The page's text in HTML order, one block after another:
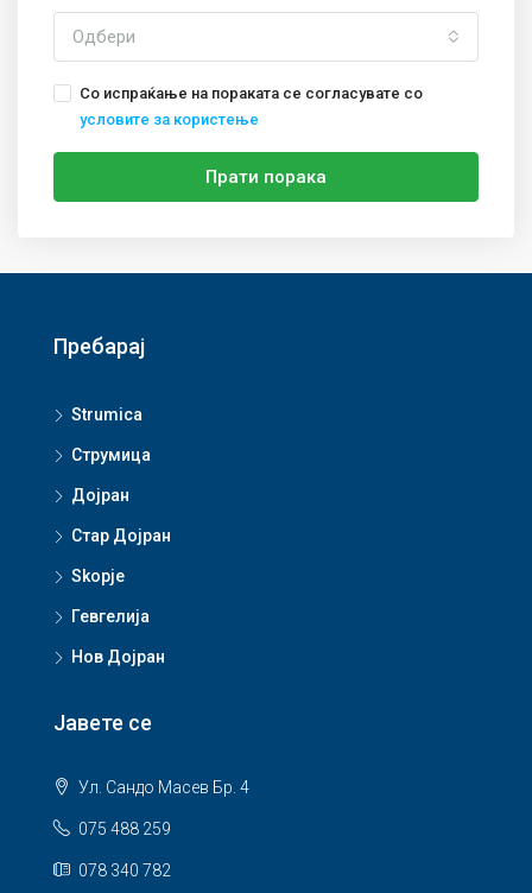
Одбери
Со испраќање на пораката се согласувате со
условите за користење
Прати порака
Пребарај
Strumica
Струмица
Дојран
Стар Дојран
Skopje
Гевгелија
Нов Дојран
Јавете се
Ул. Сандо Масев Бр. 4
075 488 259
078 340 782